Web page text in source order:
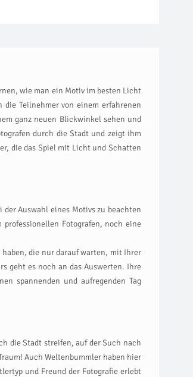
wie man ein Motiv im besten Licht
Teilnehmer von einem erfahrenen
ganz neuen Blickwinkel sehen und
durch die Stadt und zeigt ihm
die das Spiel mit Licht und Schatten
Auswahl eines Motivs zu beachten
Fotografen, noch eine
haben, die nur darauf warten, mit Ihrer
geht es noch an das Auswerten. Ihre
spannenden und aufregenden Tag
die Stadt streifen, auf der Such nach
Auch Weltenbummler haben hier
und Freund der Fotografie erlebt